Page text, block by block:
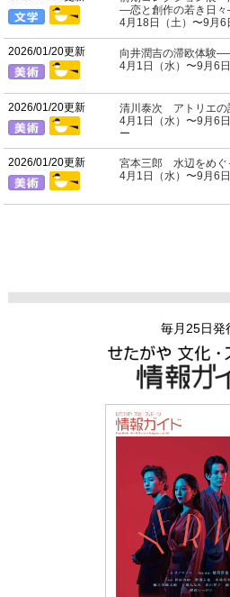
―恋と創作の若き日
4月18日（土）〜9
2026/01/20更新
向井潤吉の滞欧体験
4月1日（水）〜9月
2026/01/20更新
清川泰次 アトリエの
4月1日（水）〜9月6
ー
2026/01/20更新
宮本三郎 水辺をめぐ
4月1日（水）〜9月
毎月25日発